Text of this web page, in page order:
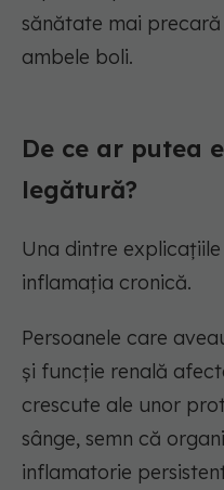
sănătate mai
ambele boli.
De ce ar putea
legătură?
Una dintre
inflamația cronică.
Persoanele care
și funcție renală
crescute ale unor
sânge, semn că
inflamatorie